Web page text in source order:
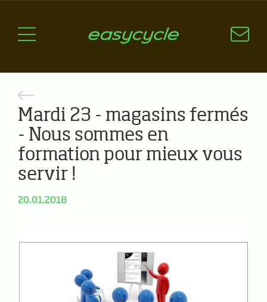
Aspects techniques
Questions / Réponses
A jour
News
Mardi 23 - magasins fermés
- Nous sommes en
formation pour mieux vous
servir !
20.01.2018